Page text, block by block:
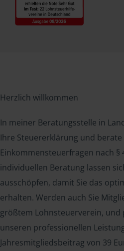
Herzlich willkommen
In meiner Beratungsstelle in
Ihre Steuererklärung und berate
Einkommensteuerfragen nach §
individuellen Beratung lassen
ausschöpfen, damit Sie das
erhalten. Werden auch Sie
größtem Lohnsteuerverein, und
unseren professionellen
Jahresmitgliedsbeitrag von 39